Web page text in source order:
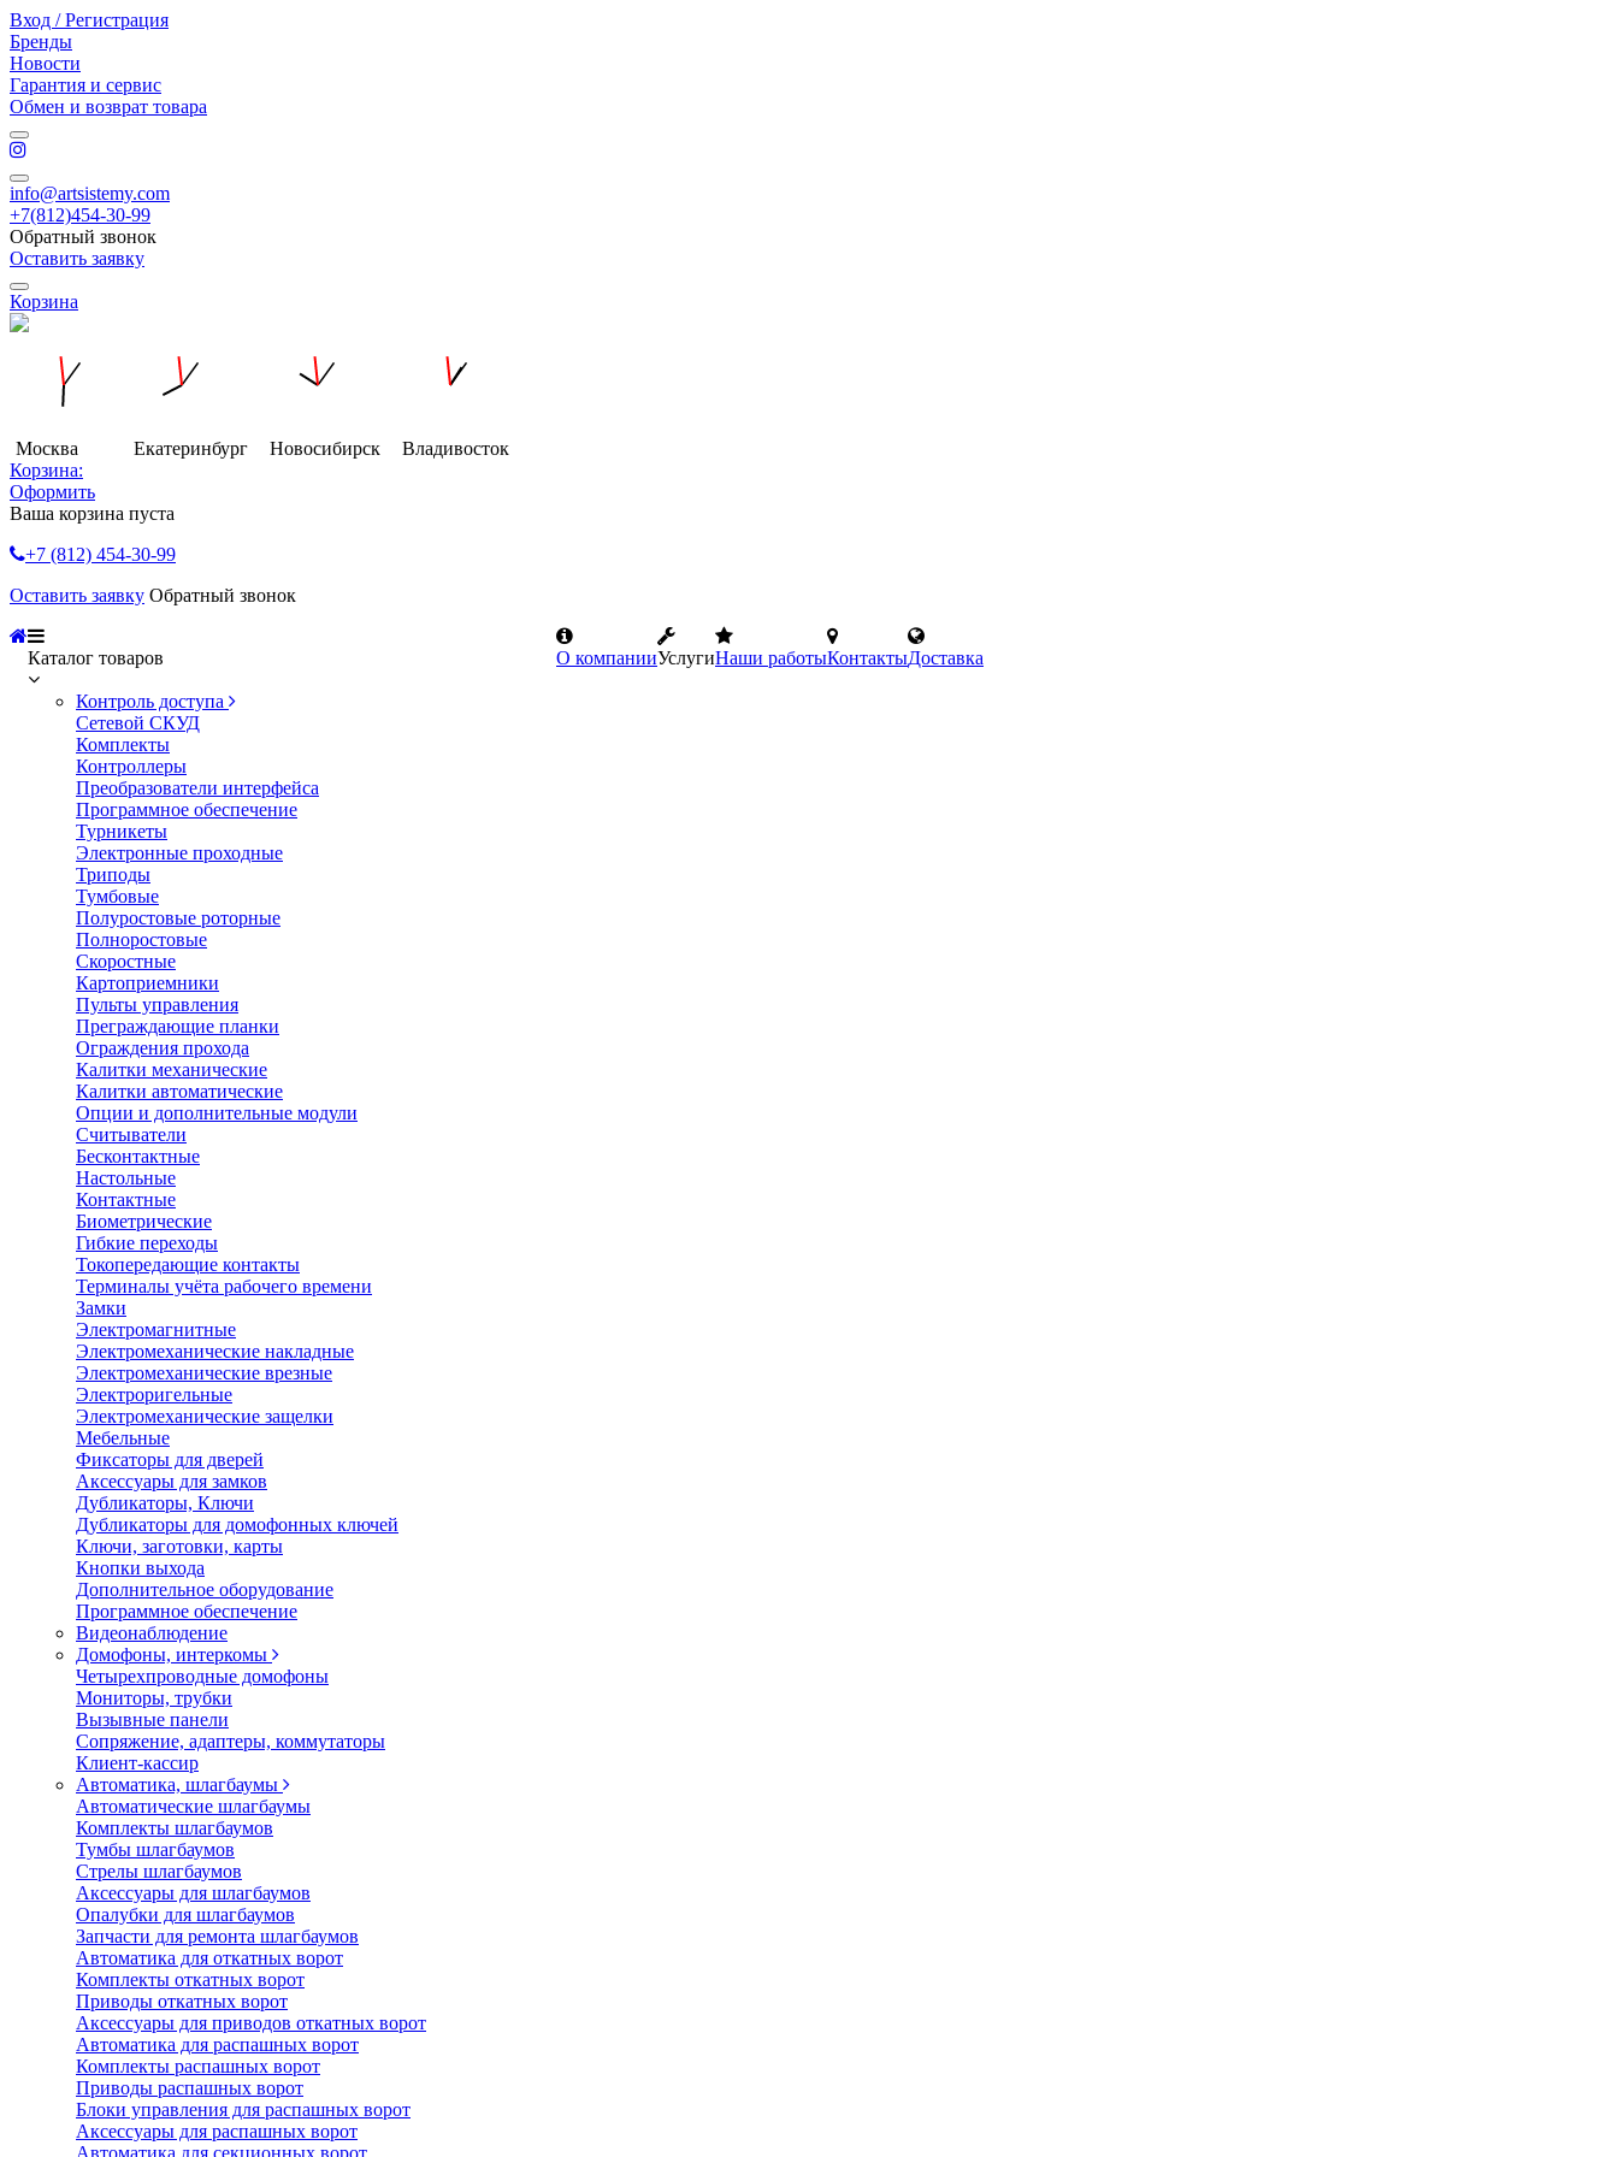
Вход / Регистрация
Бренды
Новости
Гарантия и сервис
Обмен и возврат товара
info@artsistemy.com
+7(812)454-30-99
Обратный звонок
Оставить заявку
Корзина
Москва Екатеринбург Новосибирск
Владивосток
Корзина:
Оформить
Ваша корзина пуста
+7 (812) 454-30-99
Оставить заявку Обратный звонок
Каталог товаров
Контроль доступа
Сетевой СКУД
Комплекты
Контроллеры
Преобразователи интерфейса
Программное обеспечение
Турникеты
Электронные проходные
Триподы
Тумбовые
Полуростовые роторные
Полноростовые
Скоростные
Картоприемники
Пульты управления
Преграждающие планки
Ограждения прохода
Калитки механические
Калитки автоматические
Опции и дополнительные модули
Считыватели
Бесконтактные
Настольные
Контактные
Биометрические
Гибкие переходы
Токопередающие контакты
Терминалы учёта рабочего времени
Замки
Электромагнитные
Электромеханические накладные
Электромеханические врезные
Электроригельные
Электромеханические защелки
Мебельные
Фиксаторы для дверей
Аксессуары для замков
Дубликаторы, Ключи
Дубликаторы для домофонных ключей
Ключи, заготовки, карты
Кнопки выхода
Дополнительное оборудование
Программное обеспечение
Видеонаблюдение
Домофоны, интеркомы
Четырехпроводные домофоны
Мониторы, трубки
Вызывные панели
Сопряжение, адаптеры, коммутаторы
Клиент-кассир
Автоматика, шлагбаумы
Автоматические шлагбаумы
Комплекты шлагбаумов
Тумбы шлагбаумов
Стрелы шлагбаумов
Аксессуары для шлагбаумов
Опалубки для шлагбаумов
Запчасти для ремонта шлагбаумов
Автоматика для откатных ворот
Комплекты откатных ворот
Приводы откатных ворот
Аксессуары для приводов откатных ворот
Автоматика для распашных ворот
Комплекты распашных ворот
Приводы распашных ворот
Блоки управления для распашных ворот
Аксессуары для распашных ворот
Автоматика для секционных ворот
О компанииУслугиНаши работыКонтактыДоставка